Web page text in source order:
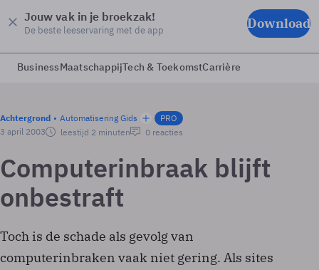
Jouw vak in je broekzak!
De beste leeservaring met de app Download
BusinessMaatschappijTech & ToekomstCarrière
Achtergrond Automatisering Gids
PRO
3 april 2003
leestijd 2 minuten 0 reacties
Computerinbraak blijft
onbestraft
Toch is de schade als gevolg van
computerinbraken vaak niet gering. Als sites